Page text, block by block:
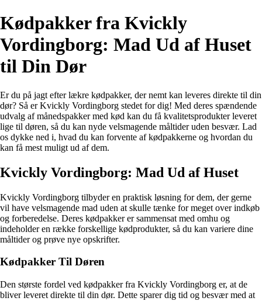
Kødpakker fra Kvickly
Vordingborg: Mad Ud af Huset
til Din Dør
Er du på jagt efter lækre kødpakker, der nemt kan leveres direkte til din
dør? Så er Kvickly Vordingborg stedet for dig! Med deres spændende
udvalg af månedspakker med kød kan du få kvalitetsprodukter leveret
lige til døren, så du kan nyde velsmagende måltider uden besvær. Lad
os dykke ned i, hvad du kan forvente af kødpakkerne og hvordan du
kan få mest muligt ud af dem.
Kvickly Vordingborg: Mad Ud af Huset
Kvickly Vordingborg tilbyder en praktisk løsning for dem, der gerne
vil have velsmagende mad uden at skulle tænke for meget over indkøb
og forberedelse. Deres kødpakker er sammensat med omhu og
indeholder en række forskellige kødprodukter, så du kan variere dine
måltider og prøve nye opskrifter.
Kødpakker Til Døren
Den største fordel ved kødpakker fra Kvickly Vordingborg er, at de
bliver leveret direkte til din dør. Dette sparer dig tid og besvær med at